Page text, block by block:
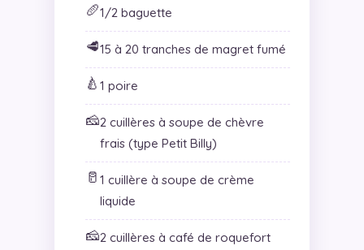
🥖1/2 baguette
🥩15 à 20 tranches de magret fumé
🍐 1 poire
🧀2 cuillères à soupe de chèvre
frais (type Petit Billy)
🥛 1 cuillère à soupe de crème
liquide
🧀2 cuillères à café de roquefort